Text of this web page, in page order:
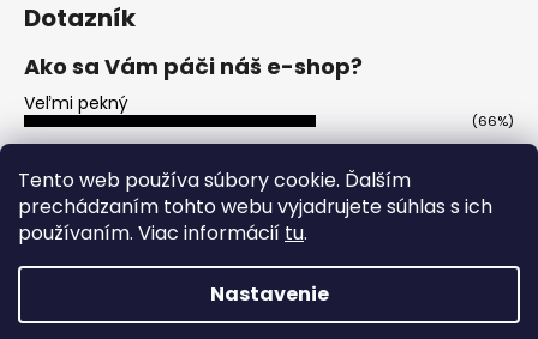
Tento web používa súbory cookie. Ďalším
prechádzaním tohto webu vyjadrujete súhlas s ich
používaním. Viac informácií tu.
Nastavenie
Dotazník
Ako sa Vám páči náš e-shop?
Veľmi pekný
(66%)
Nepáči sa mi